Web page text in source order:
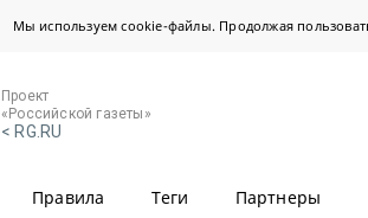
Мы используем cookie-файлы. Продолжая
Проект
«Российской газеты»
< RG.RU
Правила Теги Партнеры